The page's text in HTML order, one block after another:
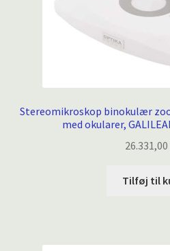
Stereomikroskop binokulær
med okularer,
26.331,00
Tilføj til